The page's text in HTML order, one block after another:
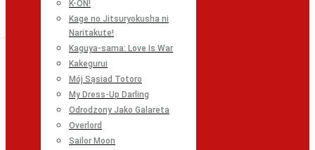
K-ON!
Kage no Jitsuryokusha ni
Naritakute!
Kaguya-sama: Love Is War
Kakegurui
Mój Sąsiad Totoro
My Dress-Up Darling
Odrodzony Jako Galareta
Overlord
Sailor Moon